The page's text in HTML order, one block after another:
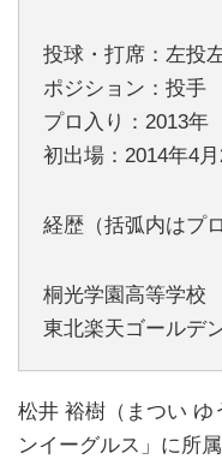
投球・打席：左投
ポジション：投手
プロ入り：2013年
初出場：2014年4月
経歴（括弧内はプ
桐光学園高等学校
東北楽天ゴールデ
松井 裕樹（まつい ゆ
ンイーグルス」に所